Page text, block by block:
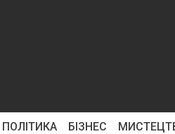
ПОЛІТИКА БІЗНЕС